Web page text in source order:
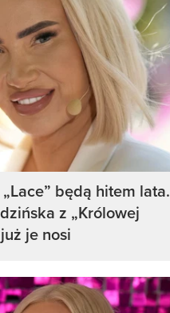
będą hitem lata.
z „Królowej
je nosi